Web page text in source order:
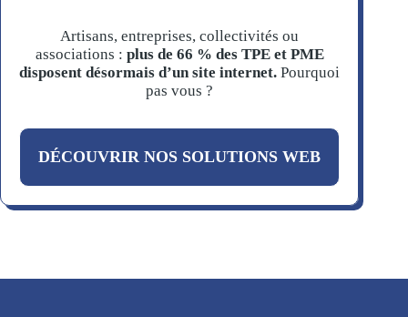
Artisans, entreprises, collectivités ou
associations : plus de 66 % des TPE et PME
disposent désormais d’un site internet. Pourquoi
pas vous ?
DÉCOUVRIR NOS SOLUTIONS WEB